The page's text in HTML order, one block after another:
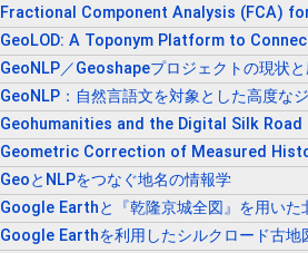
Fractional Component Analysis (FCA)
GeoLOD: A Toponym Platform to
GeoNLP／Geoshapeプロジェクトの現状
GeoNLP：自然言語文を対象とした高度な
Geohumanities and the Digital Silk Road
Geometric Correction of Measured
GeoとNLPをつなぐ地名の情報学
Google Earthと『乾隆京城全図』を用いた
Google Earthを利用したシルクロード古地